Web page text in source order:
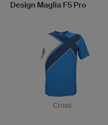
Design Maglia F5 Pro
Cross